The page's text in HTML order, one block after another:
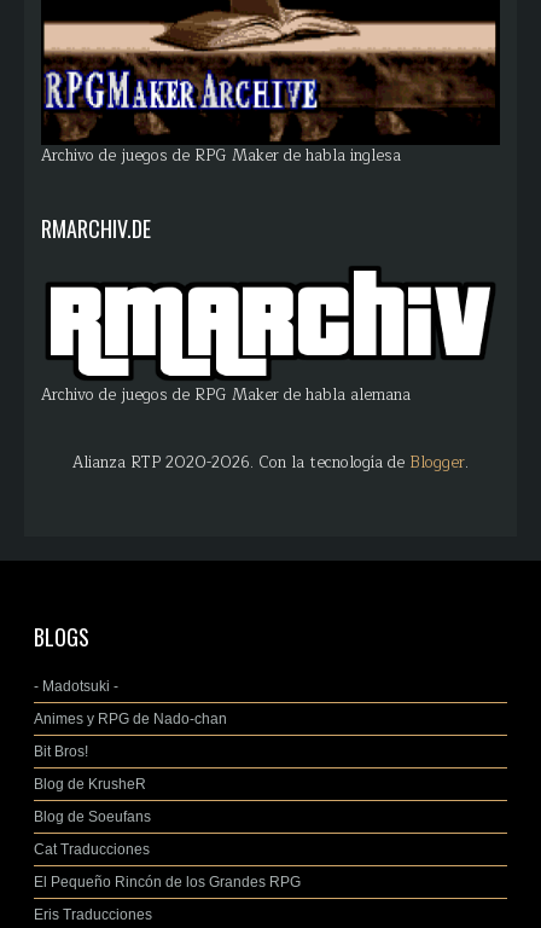
Archivo de juegos de RPG Maker de habla inglesa
RMARCHIV.DE
Archivo de juegos de RPG Maker de habla alemana
Alianza RTP 2020-2026. Con la tecnología de Blogger.
BLOGS
- Madotsuki -
Animes y RPG de Nado-chan
Bit Bros!
Blog de KrusheR
Blog de Soeufans
Cat Traducciones
El Pequeño Rincón de los Grandes RPG
Eris Traducciones